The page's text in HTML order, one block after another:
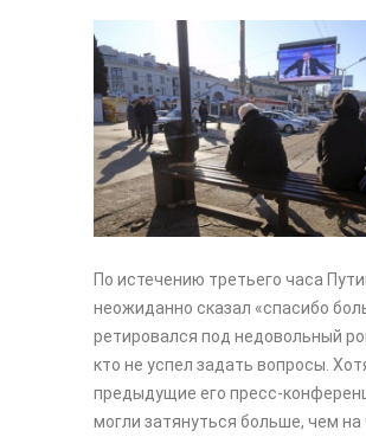
По истечению третьего часа
неожиданно сказал «спасибо
ретировался под недовольный
кто не успел задать вопросы.
предыдущие его пресс-
могли затянуться больше, чем на